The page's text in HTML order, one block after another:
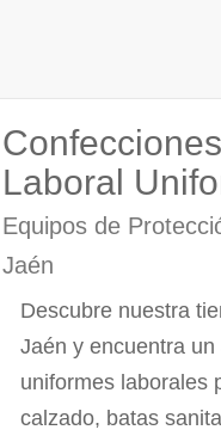
Laboral
Equipos de
Jaén
Descubre nuestra
Jaén y encuentra
uniformes laborales
calzado, batas